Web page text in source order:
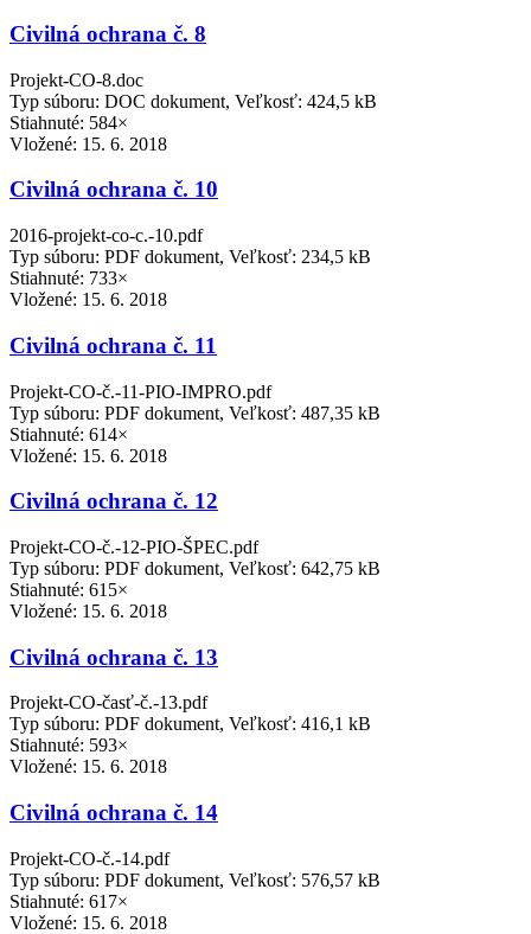
Civilná ochrana č. 8
Projekt-CO-8.doc
Typ súboru: DOC dokument, Veľkosť: 424,5 kB
Stiahnuté: 584×
Vložené: 15. 6. 2018
Civilná ochrana č. 10
2016-projekt-co-c.-10.pdf
Typ súboru: PDF dokument, Veľkosť: 234,5 kB
Stiahnuté: 733×
Vložené: 15. 6. 2018
Civilná ochrana č. 11
Projekt-CO-č.-11-PIO-IMPRO.pdf
Typ súboru: PDF dokument, Veľkosť: 487,35 kB
Stiahnuté: 614×
Vložené: 15. 6. 2018
Civilná ochrana č. 12
Projekt-CO-č.-12-PIO-ŠPEC.pdf
Typ súboru: PDF dokument, Veľkosť: 642,75 kB
Stiahnuté: 615×
Vložené: 15. 6. 2018
Civilná ochrana č. 13
Projekt-CO-časť-č.-13.pdf
Typ súboru: PDF dokument, Veľkosť: 416,1 kB
Stiahnuté: 593×
Vložené: 15. 6. 2018
Civilná ochrana č. 14
Projekt-CO-č.-14.pdf
Typ súboru: PDF dokument, Veľkosť: 576,57 kB
Stiahnuté: 617×
Vložené: 15. 6. 2018